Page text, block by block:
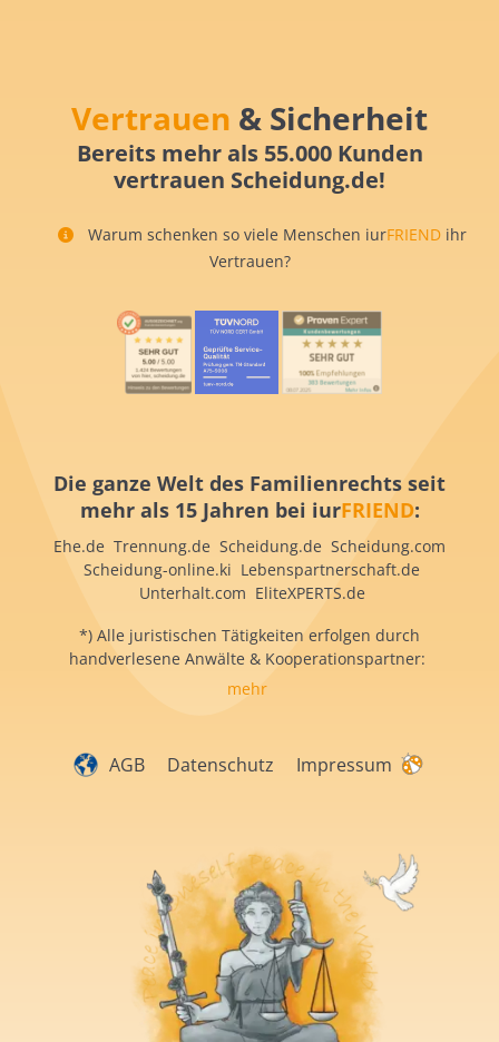
Vertrauen & Sicherheit
Bereits mehr als 55.000 Kunden
vertrauen Scheidung.de!
Warum schenken so viele Menschen iurFRIEND ihr
Vertrauen?
Die ganze Welt des Familienrechts seit
mehr als 15 Jahren bei iurFRIEND:
Ehe.de Trennung.de Scheidung.de Scheidung.com
Scheidung-online.ki Lebenspartnerschaft.de
Unterhalt.com EliteXPERTS.de
*) Alle juristischen Tätigkeiten erfolgen durch
handverlesene Anwälte & Kooperationspartner:
mehr
AGB Datenschutz Impressum